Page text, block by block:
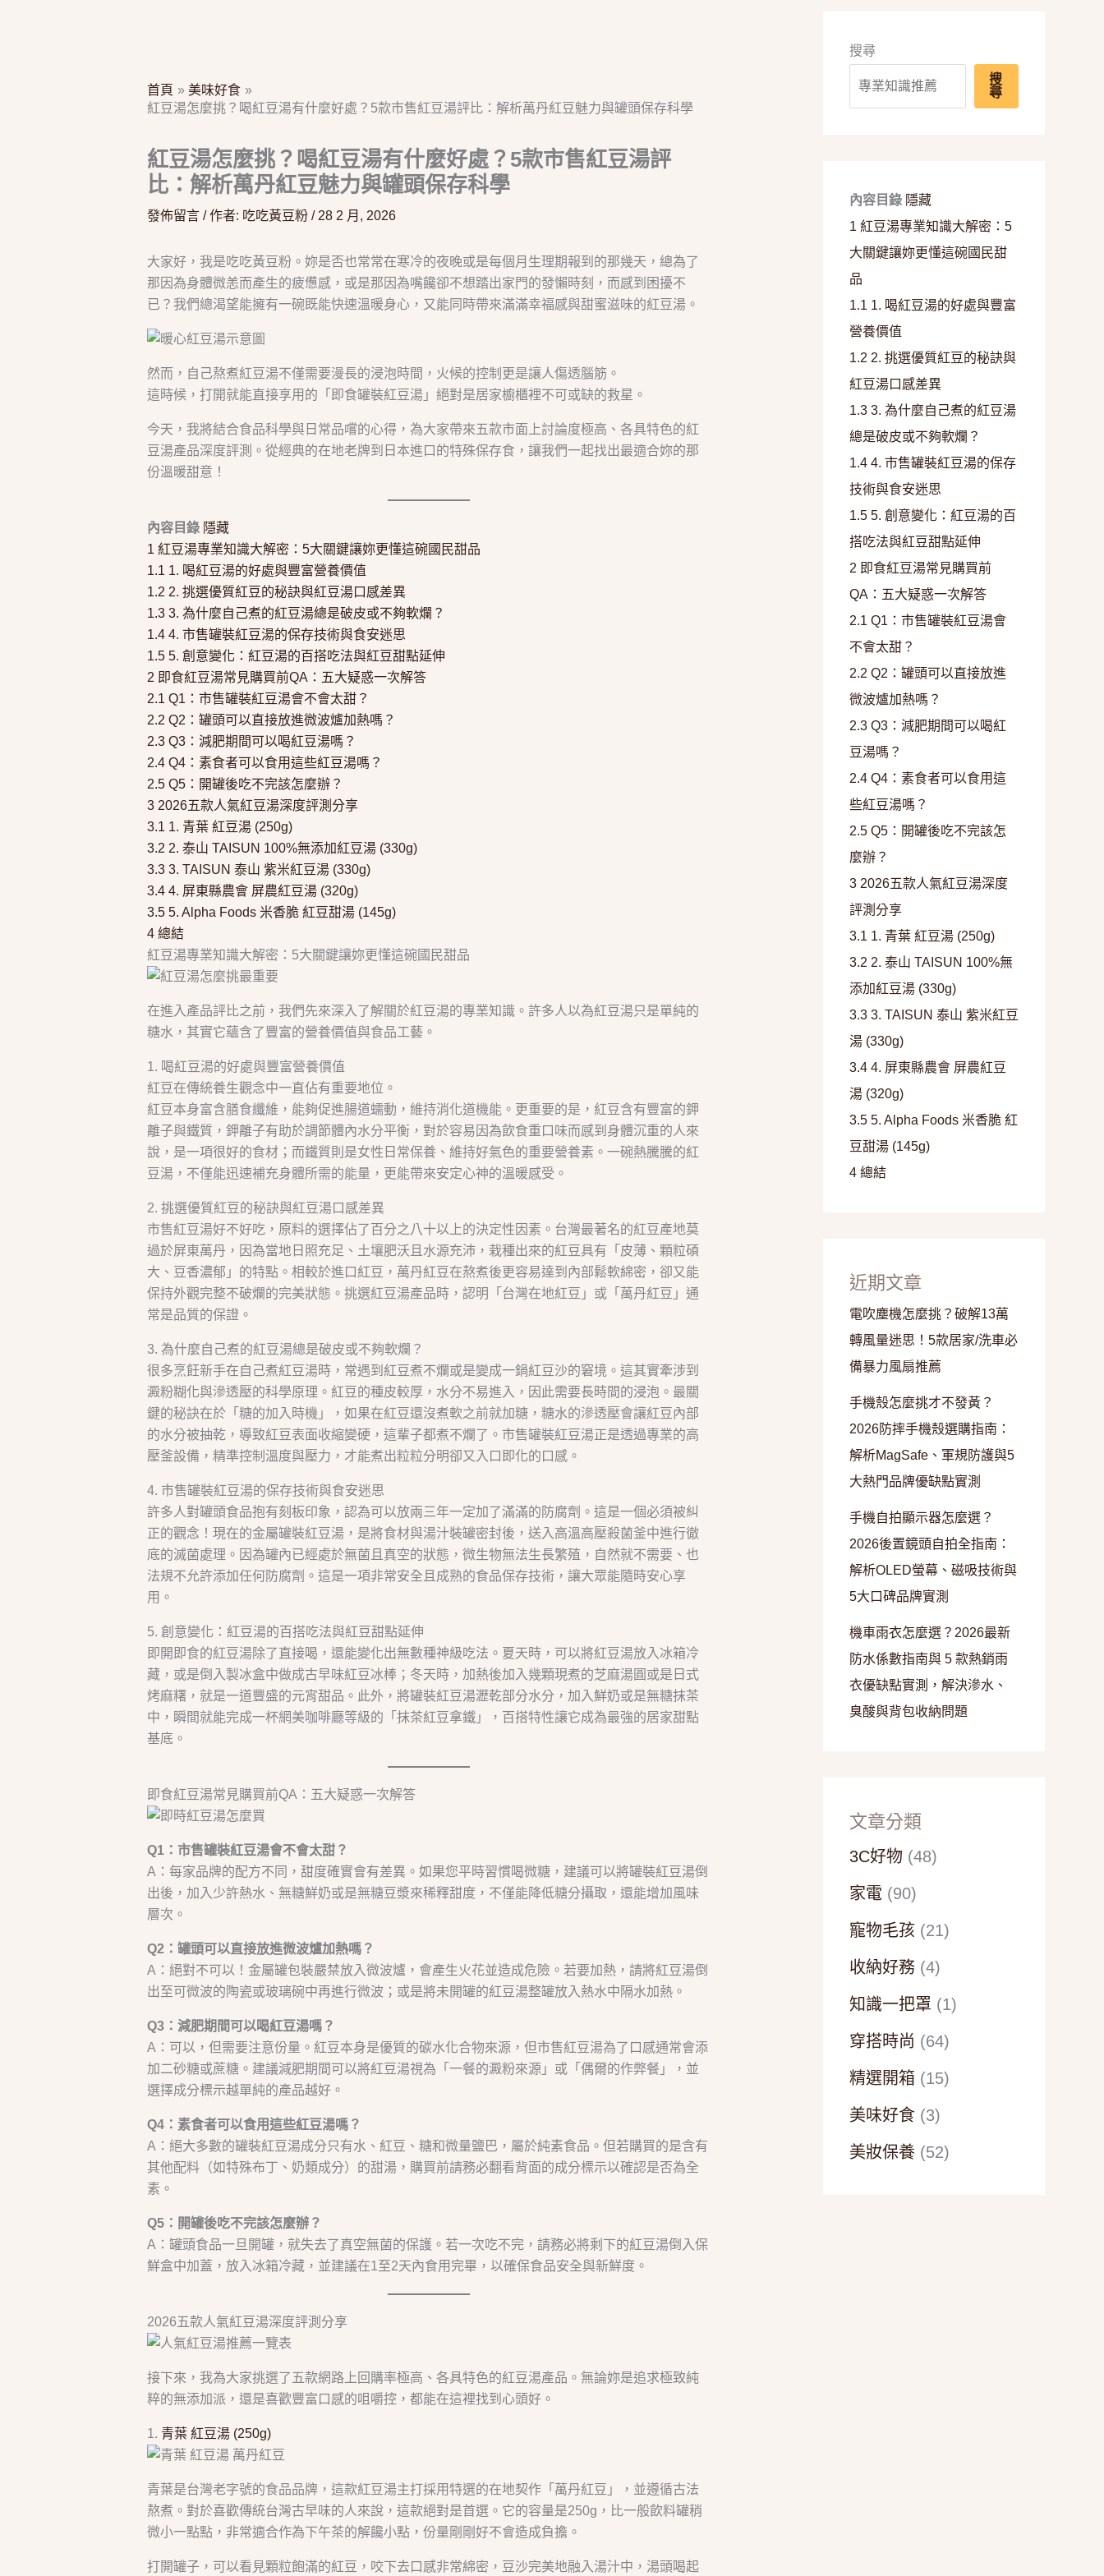
首頁
美味好食
紅豆湯怎麼挑？喝紅豆湯有什麼好處？5款市售紅豆湯評比：解析萬丹紅豆魅力與罐頭保存科學
紅豆湯怎麼挑？喝紅豆湯有什麼好處？5款市售紅豆湯評
比：解析萬丹紅豆魅力與罐頭保存科學
發佈留言 / 作者: 吃吃黃豆粉 /28 2 月, 2026
大家好，我是吃吃黃豆粉。妳是否也常常在寒冷的夜晚或是每個月生理期報到的那幾天，總為了
那因為身體微恙而產生的疲憊感，或是那因為嘴饞卻不想踏出家門的發懶時刻，而感到困擾不
已？我們總渴望能擁有一碗既能快速溫暖身心，又能同時帶來滿滿幸福感與甜蜜滋味的紅豆湯。
然而，自己熬煮紅豆湯不僅需要漫長的浸泡時間，火候的控制更是讓人傷透腦筋。
這時候，打開就能直接享用的「即食罐裝紅豆湯」絕對是居家櫥櫃裡不可或缺的救星。
今天，我將結合食品科學與日常品嚐的心得，為大家帶來五款市面上討論度極高、各具特色的紅
豆湯產品深度評測。從經典的在地老牌到日本進口的特殊保存食，讓我們一起找出最適合妳的那
份溫暖甜意！
內容目錄 隱藏
1 紅豆湯專業知識大解密：5大關鍵讓妳更懂這碗國民甜品
1.1 1. 喝紅豆湯的好處與豐富營養價值
1.2 2. 挑選優質紅豆的秘訣與紅豆湯口感差異
1.3 3. 為什麼自己煮的紅豆湯總是破皮或不夠軟爛？
1.4 4. 市售罐裝紅豆湯的保存技術與食安迷思
1.5 5. 創意變化：紅豆湯的百搭吃法與紅豆甜點延伸
2 即食紅豆湯常見購買前QA：五大疑惑一次解答
2.1 Q1：市售罐裝紅豆湯會不會太甜？
2.2 Q2：罐頭可以直接放進微波爐加熱嗎？
2.3 Q3：減肥期間可以喝紅豆湯嗎？
2.4 Q4：素食者可以食用這些紅豆湯嗎？
2.5 Q5：開罐後吃不完該怎麼辦？
3 2026五款人氣紅豆湯深度評測分享
3.1 1. 青葉 紅豆湯 (250g)
3.2 2. 泰山 TAISUN 100%無添加紅豆湯 (330g)
3.3 3. TAISUN 泰山 紫米紅豆湯 (330g)
3.4 4. 屏東縣農會 屏農紅豆湯 (320g)
3.5 5. Alpha Foods 米香脆 紅豆甜湯 (145g)
4 總結
紅豆湯專業知識大解密：5大關鍵讓妳更懂這碗國民甜品
在進入產品評比之前，我們先來深入了解關於紅豆湯的專業知識。許多人以為紅豆湯只是單純的
糖水，其實它蘊含了豐富的營養價值與食品工藝。
1. 喝紅豆湯的好處與豐富營養價值
紅豆在傳統養生觀念中一直佔有重要地位。
紅豆本身富含膳食纖維，能夠促進腸道蠕動，維持消化道機能。更重要的是，紅豆含有豐富的鉀
離子與鐵質，鉀離子有助於調節體內水分平衡，對於容易因為飲食重口味而感到身體沉重的人來
說，是一項很好的食材；而鐵質則是女性日常保養、維持好氣色的重要營養素。一碗熱騰騰的紅
豆湯，不僅能迅速補充身體所需的能量，更能帶來安定心神的溫暖感受。
2. 挑選優質紅豆的秘訣與紅豆湯口感差異
市售紅豆湯好不好吃，原料的選擇佔了百分之八十以上的決定性因素。台灣最著名的紅豆產地莫
過於屏東萬丹，因為當地日照充足、土壤肥沃且水源充沛，栽種出來的紅豆具有「皮薄、顆粒碩
大、豆香濃郁」的特點。相較於進口紅豆，萬丹紅豆在熬煮後更容易達到內部鬆軟綿密，卻又能
保持外觀完整不破爛的完美狀態。挑選紅豆湯產品時，認明「台灣在地紅豆」或「萬丹紅豆」通
常是品質的保證。
3. 為什麼自己煮的紅豆湯總是破皮或不夠軟爛？
很多烹飪新手在自己煮紅豆湯時，常遇到紅豆煮不爛或是變成一鍋紅豆沙的窘境。這其實牽涉到
澱粉糊化與滲透壓的科學原理。紅豆的種皮較厚，水分不易進入，因此需要長時間的浸泡。最關
鍵的秘訣在於「糖的加入時機」，如果在紅豆還沒煮軟之前就加糖，糖水的滲透壓會讓紅豆內部
的水分被抽乾，導致紅豆表面收縮變硬，這輩子都煮不爛了。市售罐裝紅豆湯正是透過專業的高
壓釜設備，精準控制溫度與壓力，才能煮出粒粒分明卻又入口即化的口感。
4. 市售罐裝紅豆湯的保存技術與食安迷思
許多人對罐頭食品抱有刻板印象，認為可以放兩三年一定加了滿滿的防腐劑。這是一個必須被糾
正的觀念！現在的金屬罐裝紅豆湯，是將食材與湯汁裝罐密封後，送入高溫高壓殺菌釜中進行徹
底的滅菌處理。因為罐內已經處於無菌且真空的狀態，微生物無法生長繁殖，自然就不需要、也
法規不允許添加任何防腐劑。這是一項非常安全且成熟的食品保存技術，讓大眾能隨時安心享
用。
5. 創意變化：紅豆湯的百搭吃法與紅豆甜點延伸
即開即食的紅豆湯除了直接喝，還能變化出無數種神級吃法。夏天時，可以將紅豆湯放入冰箱冷
藏，或是倒入製冰盒中做成古早味紅豆冰棒；冬天時，加熱後加入幾顆現煮的芝麻湯圓或是日式
烤麻糬，就是一道豐盛的元宵甜品。此外，將罐裝紅豆湯瀝乾部分水分，加入鮮奶或是無糖抹茶
中，瞬間就能完成一杯網美咖啡廳等級的「抹茶紅豆拿鐵」，百搭特性讓它成為最強的居家甜點
基底。
即食紅豆湯常見購買前QA：五大疑惑一次解答
Q1：市售罐裝紅豆湯會不會太甜？
A：每家品牌的配方不同，甜度確實會有差異。如果您平時習慣喝微糖，建議可以將罐裝紅豆湯倒
出後，加入少許熱水、無糖鮮奶或是無糖豆漿來稀釋甜度，不僅能降低糖分攝取，還能增加風味
層次。
Q2：罐頭可以直接放進微波爐加熱嗎？
A：絕對不可以！金屬罐包裝嚴禁放入微波爐，會產生火花並造成危險。若要加熱，請將紅豆湯倒
出至可微波的陶瓷或玻璃碗中再進行微波；或是將未開罐的紅豆湯整罐放入熱水中隔水加熱。
Q3：減肥期間可以喝紅豆湯嗎？
A：可以，但需要注意份量。紅豆本身是優質的碳水化合物來源，但市售紅豆湯為了口感通常會添
加二砂糖或蔗糖。建議減肥期間可以將紅豆湯視為「一餐的澱粉來源」或「偶爾的作弊餐」，並
選擇成分標示越單純的產品越好。
Q4：素食者可以食用這些紅豆湯嗎？
A：絕大多數的罐裝紅豆湯成分只有水、紅豆、糖和微量鹽巴，屬於純素食品。但若購買的是含有
其他配料（如特殊布丁、奶類成分）的甜湯，購買前請務必翻看背面的成分標示以確認是否為全
素。
Q5：開罐後吃不完該怎麼辦？
A：罐頭食品一旦開罐，就失去了真空無菌的保護。若一次吃不完，請務必將剩下的紅豆湯倒入保
鮮盒中加蓋，放入冰箱冷藏，並建議在1至2天內食用完畢，以確保食品安全與新鮮度。
2026五款人氣紅豆湯深度評測分享
接下來，我為大家挑選了五款網路上回購率極高、各具特色的紅豆湯產品。無論妳是追求極致純
粹的無添加派，還是喜歡豐富口感的咀嚼控，都能在這裡找到心頭好。
1. 青葉 紅豆湯 (250g)
青葉是台灣老字號的食品品牌，這款紅豆湯主打採用特選的在地契作「萬丹紅豆」，並遵循古法
熬煮。對於喜歡傳統台灣古早味的人來說，這款絕對是首選。它的容量是250g，比一般飲料罐稍
微小一點點，非常適合作為下午茶的解饞小點，份量剛剛好不會造成負擔。
打開罐子，可以看見顆粒飽滿的紅豆，咬下去口感非常綿密，豆沙完美地融入湯汁中，湯頭喝起
搜尋
搜
尋
內容目錄 隱藏
1 紅豆湯專業知識大解密：5
大關鍵讓妳更懂這碗國民甜
品
1.1 1. 喝紅豆湯的好處與豐富
營養價值
1.2 2. 挑選優質紅豆的秘訣與
紅豆湯口感差異
1.3 3. 為什麼自己煮的紅豆湯
總是破皮或不夠軟爛？
1.4 4. 市售罐裝紅豆湯的保存
技術與食安迷思
1.5 5. 創意變化：紅豆湯的百
搭吃法與紅豆甜點延伸
2 即食紅豆湯常見購買前
QA：五大疑惑一次解答
2.1 Q1：市售罐裝紅豆湯會
不會太甜？
2.2 Q2：罐頭可以直接放進
微波爐加熱嗎？
2.3 Q3：減肥期間可以喝紅
豆湯嗎？
2.4 Q4：素食者可以食用這
些紅豆湯嗎？
2.5 Q5：開罐後吃不完該怎
麼辦？
3 2026五款人氣紅豆湯深度
評測分享
3.1 1. 青葉 紅豆湯 (250g)
3.2 2. 泰山 TAISUN 100%無
添加紅豆湯 (330g)
3.3 3. TAISUN 泰山 紫米紅豆
湯 (330g)
3.4 4. 屏東縣農會 屏農紅豆
湯 (320g)
3.5 5. Alpha Foods 米香脆 紅
豆甜湯 (145g)
4 總結
近期文章
電吹塵機怎麼挑？破解13萬
轉風量迷思！5款居家/洗車必
備暴力風扇推薦
手機殼怎麼挑才不發黃？
2026防摔手機殼選購指南：
解析MagSafe、軍規防護與5
大熱門品牌優缺點實測
手機自拍顯示器怎麼選？
2026後置鏡頭自拍全指南：
解析OLED螢幕、磁吸技術與
5大口碑品牌實測
機車雨衣怎麼選？2026最新
防水係數指南與 5 款熱銷雨
衣優缺點實測，解決滲水、
臭酸與背包收納問題
文章分類
3C好物 (48)
家電 (90)
寵物毛孩 (21)
收納好務 (4)
知識一把罩 (1)
穿搭時尚 (64)
精選開箱 (15)
美味好食 (3)
美妝保養 (52)